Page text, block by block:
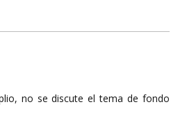
no se discute el tema de fondo